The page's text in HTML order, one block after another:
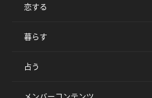
恋する
暮らす
占う